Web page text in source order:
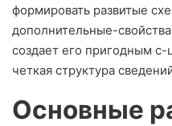
формировать развитые
дополнительные-
создает его пригодным с-
четкая структура
Основные